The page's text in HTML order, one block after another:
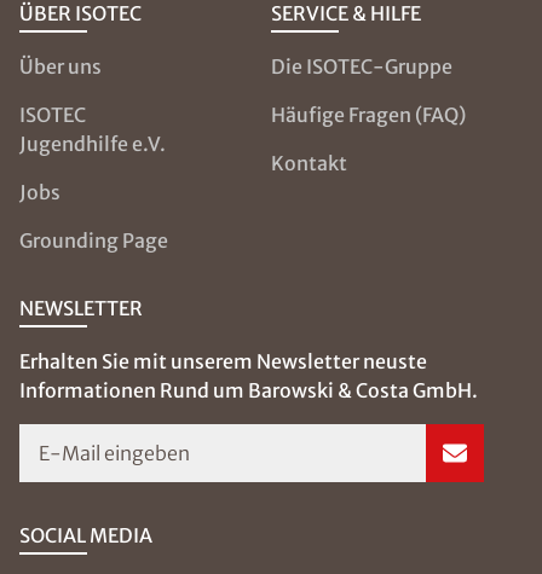
ÜBER ISOTEC
Über uns
ISOTEC
Jugendhilfe e.V.
Jobs
Grounding Page
SERVICE & HILFE
Die ISOTEC-Gruppe
Häufige Fragen (FAQ)
Kontakt
NEWSLETTER
Erhalten Sie mit unserem Newsletter neuste
Informationen Rund um Barowski & Costa GmbH.
E-Mail eingeben
SOCIAL MEDIA